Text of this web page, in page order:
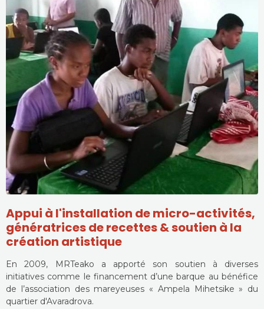
Appui à l'installation de micro-activités,
génératrices de recettes & soutien à la
création artistique
En 2009, MRTeako a apporté son soutien à diverses
initiatives comme le financement d’une barque au bénéfice
de l’association des mareyeuses « Ampela Mihetsike » du
quartier d'Avaradrova.